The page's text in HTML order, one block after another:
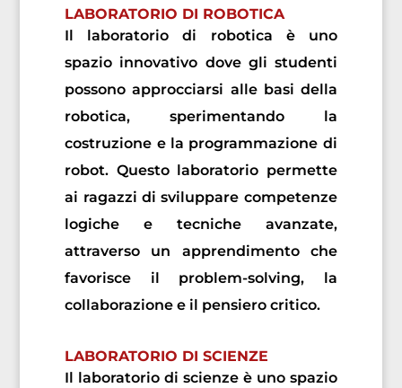
LABORATORIO DI ROBOTICA
Il laboratorio di robotica è uno
spazio innovativo dove gli studenti
possono approcciarsi alle basi della
robotica, sperimentando la
costruzione e la programmazione di
robot. Questo laboratorio permette
ai ragazzi di sviluppare competenze
logiche e tecniche avanzate,
attraverso un apprendimento che
favorisce il problem-solving, la
collaborazione e il pensiero critico.
LABORATORIO DI SCIENZE
Il laboratorio di scienze è uno spazio